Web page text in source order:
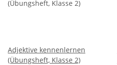
Adjektive kennenlernen
(Übungsheft, Klasse 2)